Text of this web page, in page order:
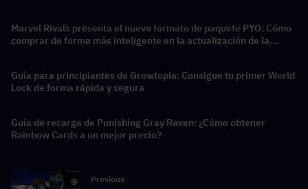
Marvel Rivals presenta el nuevo formato de paquete PYO: Cómo
comprar de forma más inteligente en la actualización de la
Guía para principiantes de Growtopia: Consigue tu primer World
Lock de forma rápida y segura
Guía de recarga de Punishing Gray Raven: ¿Cómo obtener
Rainbow Cards a un mejor precio?
Previous